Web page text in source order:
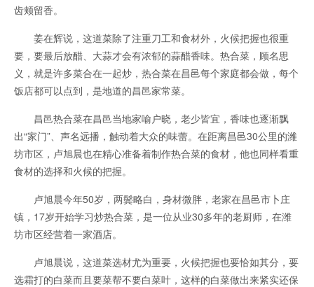
齿颊留香。
姜在辉说，这道菜除了注重刀工和食材外，火候把握也很重
要，要最后放醋、大蒜才会有浓郁的蒜醋香味。热合菜，顾名思
义，就是许多菜合在一起炒，热合菜在昌邑每个家庭都会做，每个
饭店都可以点到，是地道的昌邑家常菜。
昌邑热合菜在昌邑当地家喻户晓，老少皆宜，香味也逐渐飘
出“家门”、声名远播，触动着大众的味蕾。在距离昌邑30公里的潍
坊市区，卢旭晨也在精心准备着制作热合菜的食材，他也同样看重
食材的选择和火候的把握。
卢旭晨今年50岁，两鬓略白，身材微胖，老家在昌邑市卜庄
镇，17岁开始学习炒热合菜，是一位从业30多年的老厨师，在潍
坊市区经营着一家酒店。
卢旭晨说，这道菜选材尤为重要，火候把握也要恰如其分，要
选霜打的白菜而且要菜帮不要白菜叶，这样的白菜做出来紧实还保